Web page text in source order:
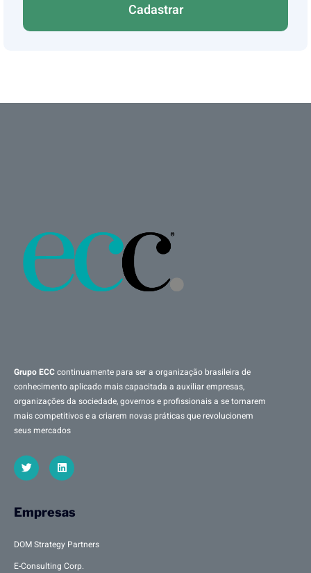
Cadastrar
Grupo ECCcontinuamente para ser a organização brasileira de
conhecimento aplicado mais capacitada a auxiliar empresas,
organizações da sociedade, governos e profissionais a se tornarem
mais competitivos e a criarem novas práticas que revolucionem
seus mercados
Empresas
DOM Strategy Partners
E-Consulting Corp.